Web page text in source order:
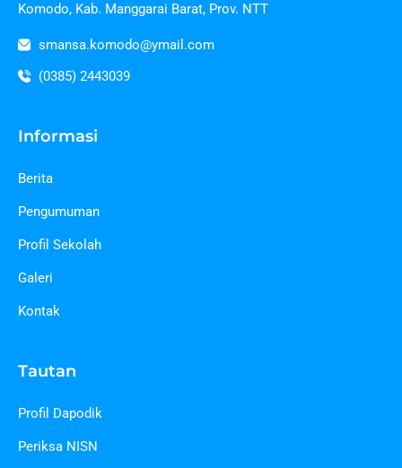
Komodo, Kab. Manggarai Barat, Prov. NTT
smansa.komodo@ymail.com
(0385) 2443039
Informasi
Berita
Pengumuman
Profil Sekolah
Galeri
Kontak
Tautan
Profil Dapodik
Periksa NISN